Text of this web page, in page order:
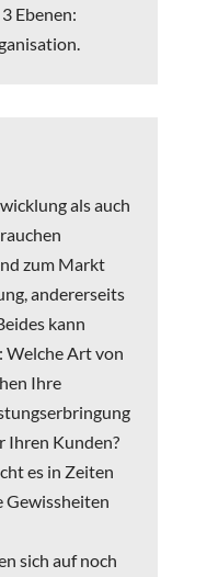
Ebenen:
als auch
zum Markt
andererseits
kann
Welche Art von
Ihre
Ihren Kunden?
es in Zeiten
Gewissheiten
sich auf noch